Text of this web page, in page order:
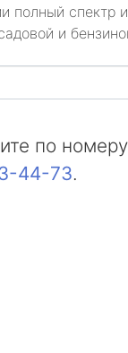
полный спектр
и
по номеру
44-73.